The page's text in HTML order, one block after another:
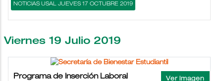
NOTICIAS USAL JUEVES 17 OCTUBRE 2019
Viernes 19 Julio 2019
Programa de Inserción Laboral